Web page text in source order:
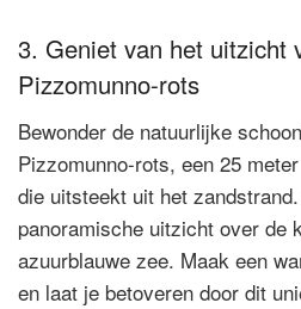
3. Geniet van het uitzicht
Pizzomunno-rots
Bewonder de natuurlijke
Pizzomunno-rots, een 25
die uitsteekt uit het
panoramische uitzicht over de
azuurblauwe zee. Maak een
en laat je betoveren door dit